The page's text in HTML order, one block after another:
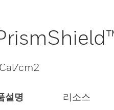
cm2
설명 리소스